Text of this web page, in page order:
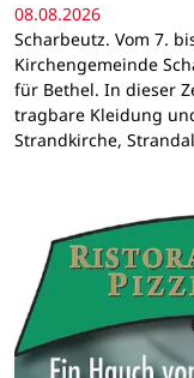
08.08.2026
Scharbeutz. Vom 7.
Kirchengemeinde
für Bethel. In dieser
tragbare Kleidung
Strandkirche,